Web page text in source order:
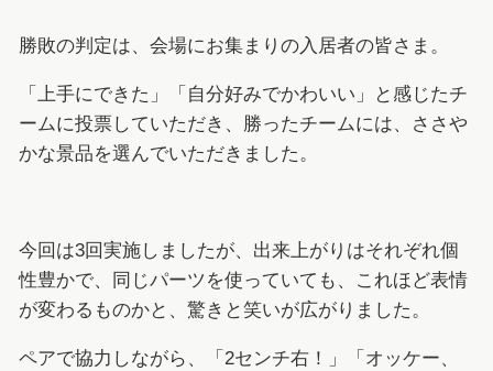
勝敗の判定は、会場にお集まりの入居者の皆さま。
「上手にできた」「自分好みでかわいい」と感じたチ
ームに投票していただき、勝ったチームには、ささや
かな景品を選んでいただきました。
今回は3回実施しましたが、出来上がりはそれぞれ個
性豊かで、同じパーツを使っていても、これほど表情
が変わるものかと、驚きと笑いが広がりました。
ペアで協力しながら、「2センチ右！」「オッケー、